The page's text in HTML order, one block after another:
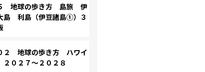
地球の歩き方 島旅 伊
島 利島（伊豆諸島①）３
２ 地球の歩き方 ハワイ
０２７～２０２８